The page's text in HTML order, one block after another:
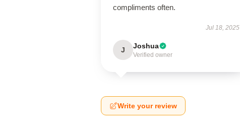
compliments often.
Jul 18, 2025
J Joshua
Verified owner
Write your review